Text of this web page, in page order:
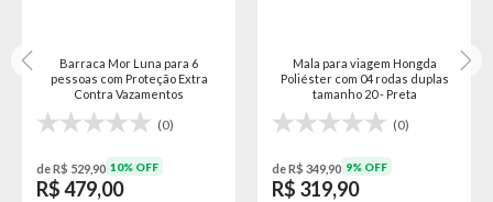
Barraca Mor Luna para 6
pessoas com Proteção Extra
Contra Vazamentos
(0)
de R$ 529,90 10% OFF
R$ 479,00
Mala para viagem Hongda
Poliéster com 04 rodas duplas
tamanho 20 - Preta
(0)
de R$ 349,90 9% OFF
R$ 319,90